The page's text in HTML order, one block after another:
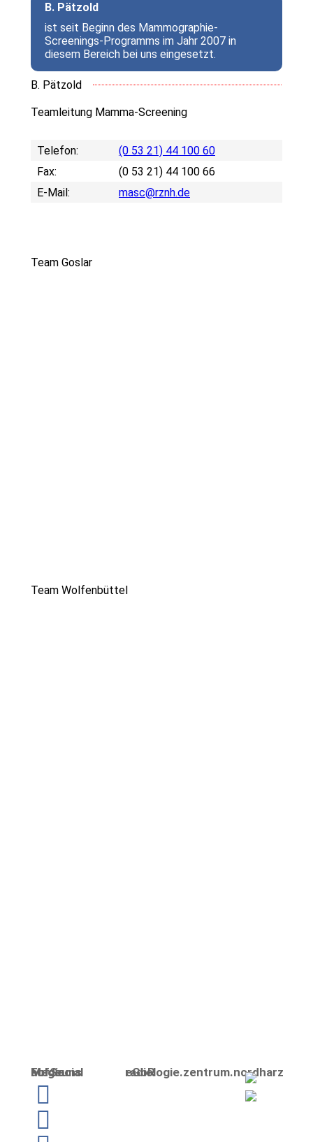
B. Pätzold
ist seit Beginn des Mammographie-
Screenings-Programms im Jahr 2007 in
diesem Bereich bei uns eingesetzt.
B. Pätzold
Teamleitung Mamma-Screening
Telefon:
(0 53 21) 44 100 60
Fax:
(0 53 21) 44 100 66
E-Mail:
masc@rznh.de
Team Goslar
Team Wolfenbüttel
Folge uns auf Social Media radiologie.zentrum.nordharz eGbR